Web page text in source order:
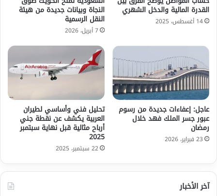
القدرة المالية والدخل الشهري
14 أغسطس، 2025
النجاة وبيانات جديدة من هيئة
النقل الرسمية
7 أبريل، 2026
عاجل: إعفاءات جديدة من رسوم
عبور جسر الملك فهد خلال
رمضان
23 فبراير، 2026
تحليل فني وأساسي لطيران
العربية يكشف عن نقطة جني
أرباح مثالية قبل نهاية سبتمبر
2025
22 سبتمبر، 2025
آخر الأخبار